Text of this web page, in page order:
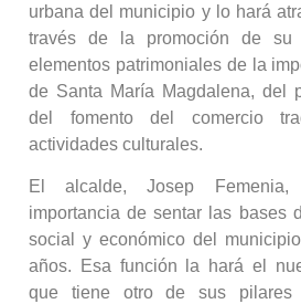
urbana del municipio y lo hará
través de la promoción de su
elementos patrimoniales de la
de Santa María Magdalena, del
del fomento del comercio
actividades culturales.
El alcalde, Josep
importancia de sentar las bases
social y económico del
años. Esa función la hará el
que tiene otro de sus pilares